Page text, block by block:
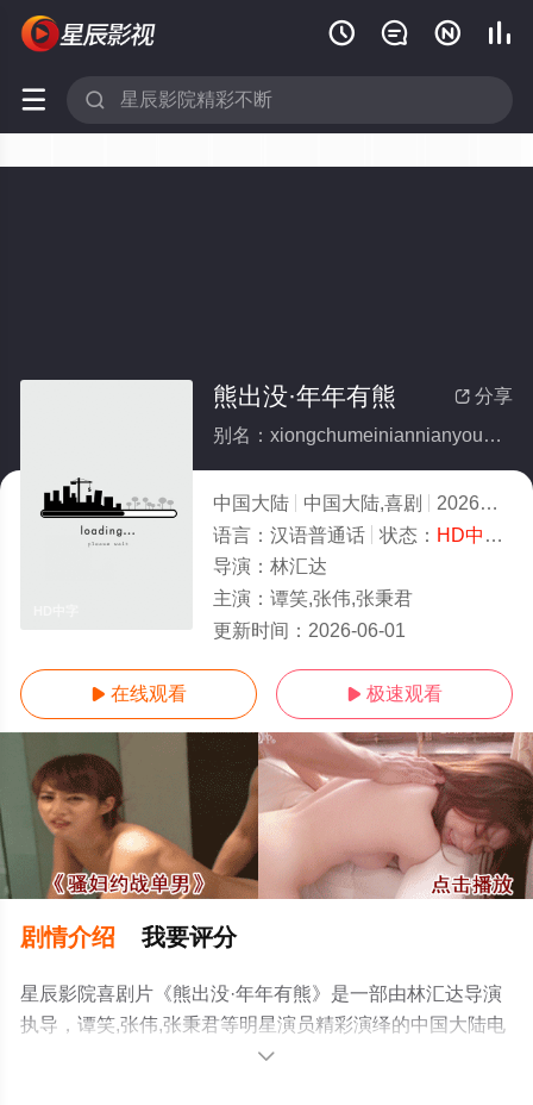
   
 
 分享
熊出没·年年有熊
别名：xiongchumeiniannianyouxiong
中国大陆 中国大陆,喜剧 2026
1.0
语言： 汉语普通话 状态： HD中字/高清
导演： 林汇达
主演： 谭笑,张伟,张秉君
更新时间： 2026-06-01
 在线观看  极速观看
剧情介绍 我要评分
星辰影院喜剧片《熊出没·年年有熊》是一部由林汇达导演
执导，谭笑,张伟,张秉君等明星演员精彩演绎的中国大陆电
影，手机免费观看高清未删减完整版电影大全就来星辰电
